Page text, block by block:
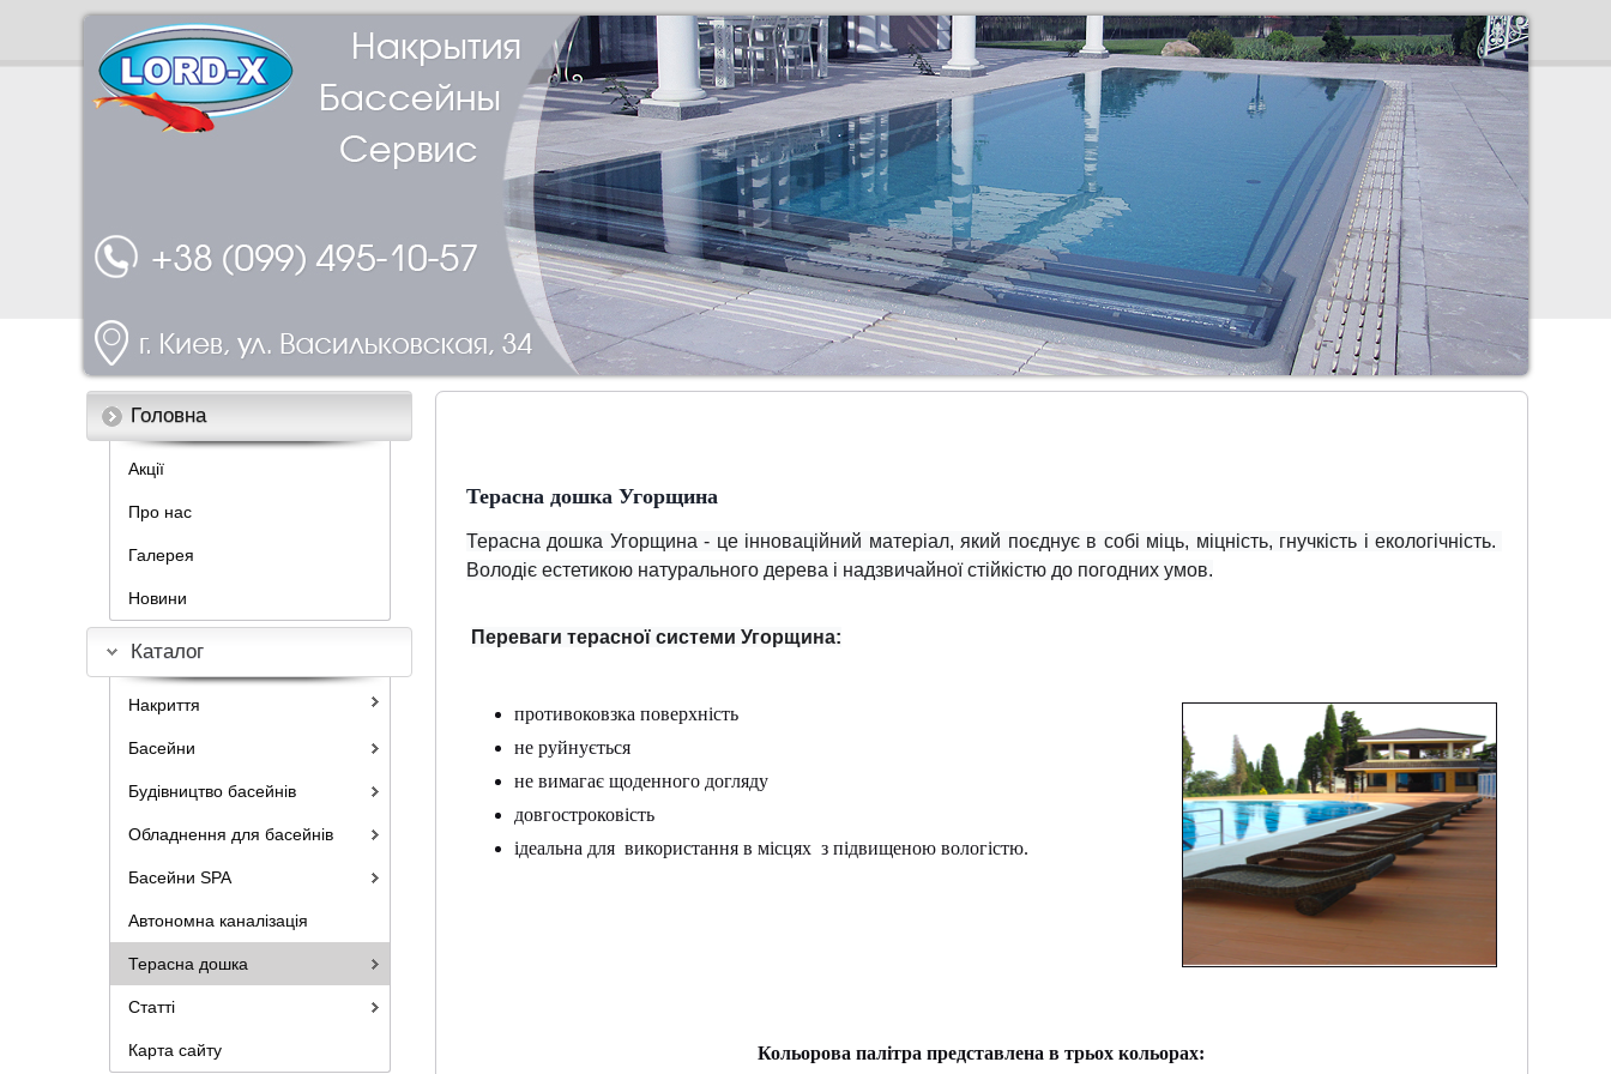
Головна
Акції
Про нас
Галерея
Новини
Каталог
Накриття
Басейни
Будівництво басейнів
Обладнення для басейнів
Басейни SPA
Автономна каналізація
Терасна дошка
Статті
Карта сайту
Терасна дошка Угорщина
Терасна дошка Угорщина - це інноваційний матеріал, який поєднує в собі міць, міцність, гнучкість і екологічність.
Володіє естетикою натурального дерева і надзвичайної стійкістю до погодних умов.
Переваги терасної системи Угорщина:
противоковзка поверхність
не руйнується
не вимагає щоденного догляду
довгостроковість
ідеальна для використання в місцях з підвищеною вологістю.
Кольорова палітра представлена в трьох кольорах: